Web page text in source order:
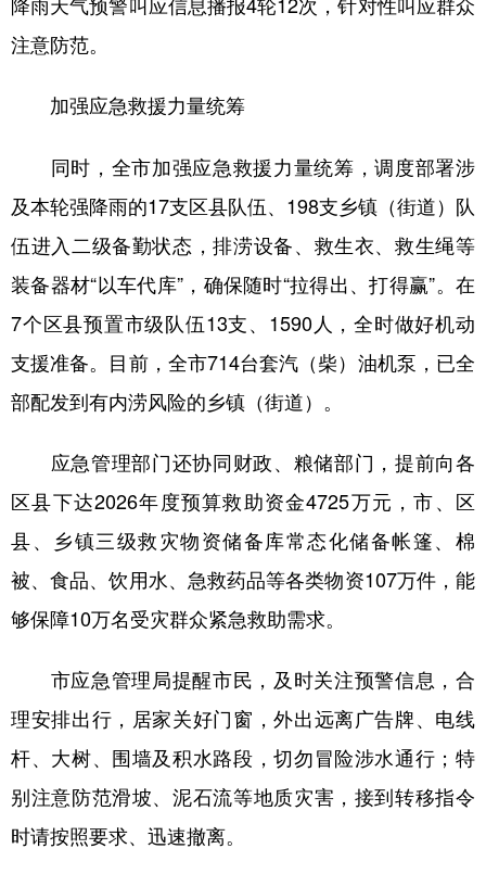
注意防范。
加强应急救援力量统筹
同时，全市加强应急救援力量统筹，调度部署涉
及本轮强降雨的17支区县队伍、198支乡镇（街道）队
伍进入二级备勤状态，排涝设备、救生衣、救生绳等
装备器材“以车代库”，确保随时“拉得出、打得赢”。在
7个区县预置市级队伍13支、1590人，全时做好机动
支援准备。目前，全市714台套汽（柴）油机泵，已全
部配发到有内涝风险的乡镇（街道）。
应急管理部门还协同财政、粮储部门，提前向各
区县下达2026年度预算救助资金4725万元，市、区
县、乡镇三级救灾物资储备库常态化储备帐篷、棉
被、食品、饮用水、急救药品等各类物资107万件，能
够保障10万名受灾群众紧急救助需求。
市应急管理局提醒市民，及时关注预警信息，合
理安排出行，居家关好门窗，外出远离广告牌、电线
杆、大树、围墙及积水路段，切勿冒险涉水通行；特
别注意防范滑坡、泥石流等地质灾害，接到转移指令
时请按照要求、迅速撤离。